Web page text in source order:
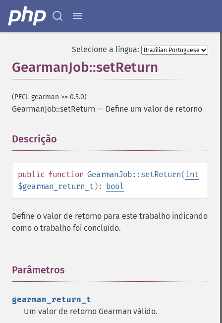
Selecione a língua:
GearmanJob::setReturn
(PECL gearman >= 0.5.0)
GearmanJob::setReturn — Define um valor de retorno
Descrição
public function GearmanJob::setReturn( int
$gearman_return_t ): bool
Define o valor de retorno para este trabalho indicando
como o trabalho foi concluído.
Parâmetros
gearman_return_t
Um valor de retorno Gearman válido.